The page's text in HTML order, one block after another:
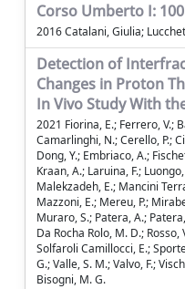
Corso Umberto I:
2016 Catalani, Giulia;
Detection of
Changes in Proton
In Vivo Study With
2021 Fiorina, E.; Ferrero, V.;
Camarlinghi, N.; Cerello, P.;
Dong, Y.; Embriaco, A.;
Kraan, A.; Laruina, F.;
Malekzadeh, E.; Mancini
Mazzoni, E.; Mereu, P.;
Muraro, S.; Patera, A.;
Da Rocha Rolo, M. D.;
Solfaroli Camillocci, E.;
G.; Valle, S. M.; Valvo, F.;
Bisogni, M. G.